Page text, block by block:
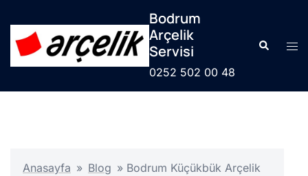
atla
Bodrum
Arçelik
Servisi
0252 502 00 48
Search
Anasayfa » Blog » Bodrum Küçükbük Arçelik